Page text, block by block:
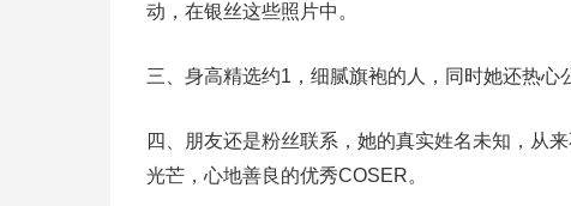
动，在银丝这些照片中。
三、身高精选约1，细腻旗袍的人，同时她还热心
四、朋友还是粉丝联系，她的真实姓名未知，从
光芒，心地善良的优秀COSER。